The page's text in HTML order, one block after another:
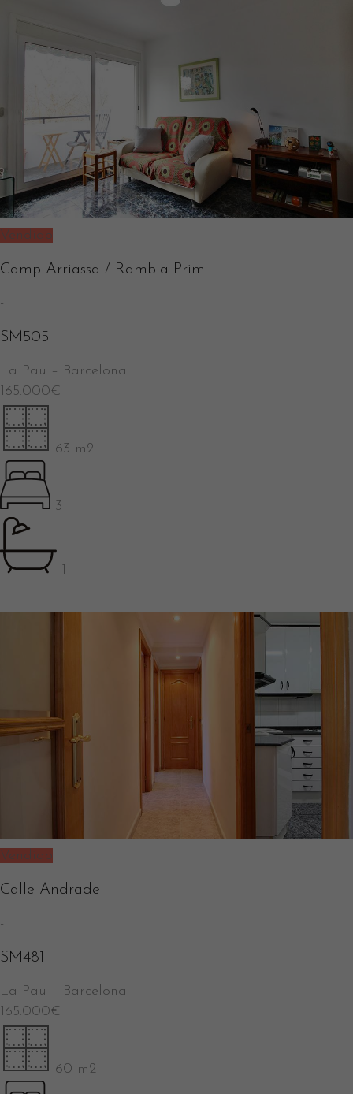
Vendido
Camp Arriassa / Rambla Prim
-
SM505
La Pau – Barcelona
165.000€
63 m2
3
1
Vendido
Calle Andrade
-
SM481
La Pau – Barcelona
165.000€
60 m2